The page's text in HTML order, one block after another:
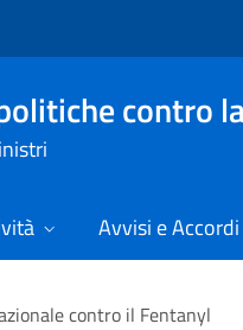
contro
Avvisi e Accordi
contro il Fentanyl